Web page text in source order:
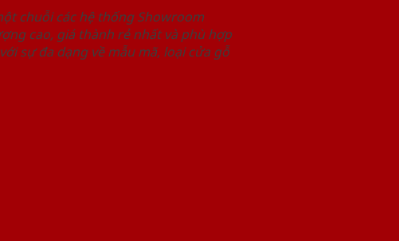
chuỗi các hệ thống Showroom
cao, giá thành rẻ nhất và phù hợp
sự đa dạng về mẫu mã, loại cửa gỗ